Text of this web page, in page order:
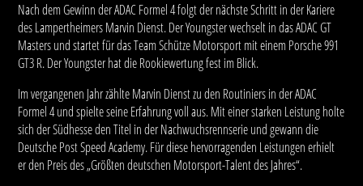
Nach dem Gewinn der ADAC Formel 4 folgt der nächste Schritt in der Kariere
des Lampertheimers Marvin Dienst. Der Youngster wechselt in das ADAC GT
Masters und startet für das Team Schütze Motorsport mit einem Porsche 991
GT3 R. Der Youngster hat die Rookiewertung fest im Blick.
Im vergangenen Jahr zählte Marvin Dienst zu den Routiniers in der ADAC
Formel 4 und spielte seine Erfahrung voll aus. Mit einer starken Leistung holte
sich der Südhesse den Titel in der Nachwuchsrennserie und gewann die
Deutsche Post Speed Academy. Für diese hervorragenden Leistungen erhielt
er den Preis des „Größten deutschen Motorsport-Talent des Jahres“.